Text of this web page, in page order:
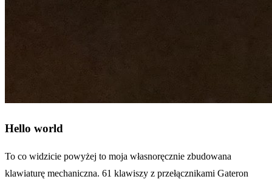
Hello world
To co widzicie powyżej to moja własnoręcznie zbudowana
klawiaturę mechaniczna. 61 klawiszy z przełącznikami Gateron